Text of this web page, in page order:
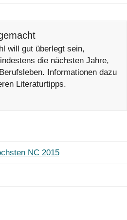
will gut überlegt sein,
die nächsten Jahre,
Informationen dazu
Literaturtipps.
NC 2015